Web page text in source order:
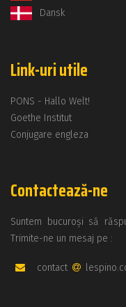
Dansk
Link-uri utile
PONS - Hallo Welt!
Goethe Institut
Conjugare engleza
Contactează-ne
Suntem bucuroși să
Trimite-ne un mesaj pe :
contact